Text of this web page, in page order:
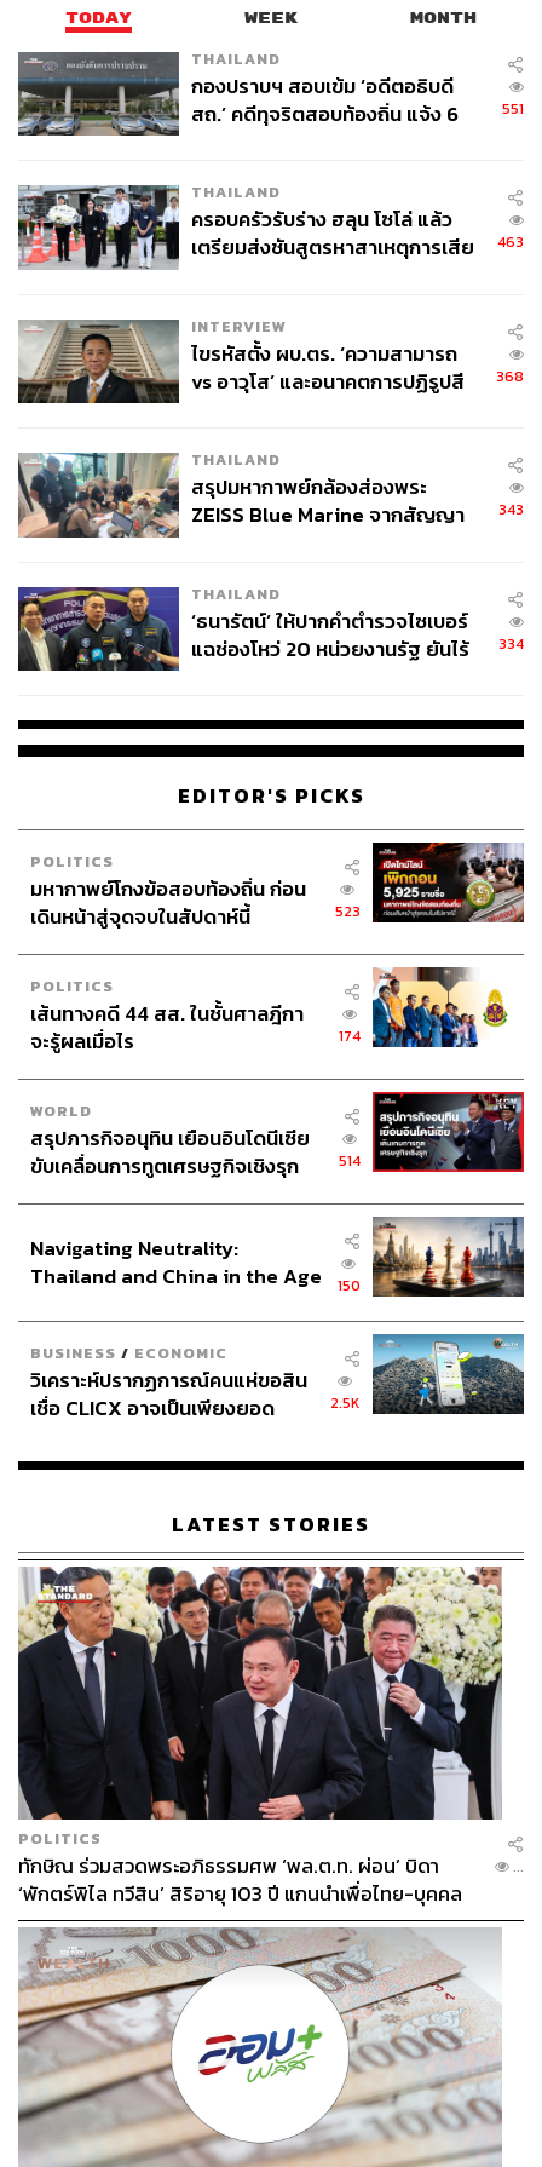
TODAY WEEK MONTH
THAILAND
กองปราบฯ สอบเข้ม ‘อดีตอธิบดี
สถ.’ คดีทุจริตสอบท้องถิ่น แจ้ง 6
551
THAILAND
ครอบครัวรับร่าง ฮลุน โซโล่ แล้ว
เตรียมส่งชันสูตรหาสาเหตุการเสีย
463
INTERVIEW
ไขรหัสตั้ง ผบ.ตร. ‘ความสามารถ
vs อาวุโส’ และอนาคตการปฏิรูปสี
368
THAILAND
สรุปมหากาพย์กล้องส่องพระ
ZEISS Blue Marine จากสัญญา
จ่ายหนี้-แอบระบุแบรนด์
343
THAILAND
‘ธนารัตน์’ ให้ปากคำตำรวจไซเบอร์
แฉช่องโหว่ 20 หน่วยงานรัฐ ยันไร้
334
EDITOR'S PICKS
POLITICS
มหากาพย์โกงข้อสอบท้องถิ่น ก่อน
เดินหน้าสู่จุดจบในสัปดาห์นี้
523
POLITICS
เส้นทางคดี 44 สส. ในชั้นศาลฎีกา
จะรู้ผลเมื่อไร
174
WORLD
สรุปภารกิจอนุทิน เยือนอินโดนีเซีย
ขับเคลื่อนการทูตเศรษฐกิจเชิงรุก
514
Navigating Neutrality:
Thailand and China in the Age
150
BUSINESS / ECONOMIC
วิเคราะห์ปรากฏการณ์คนแห่ขอสิน
เชื่อ CLICX อาจเป็นเพียงยอด
เรือนไทยที่ถูกซุกไว้
2.5K
LATEST STORIES
POLITICS
ทักษิณ ร่วมสวดพระอภิธรรมศพ ‘พล.ต.ท. ผ่อน’ บิดา
‘พักตร์พิไล ทวีสิน’ สิริอายุ 103 ปี แกนนำเพื่อไทย-บุคคล
หลากวงการร่วมอาลัย
...